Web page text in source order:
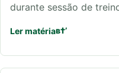
durante sessão de
Ler matéria